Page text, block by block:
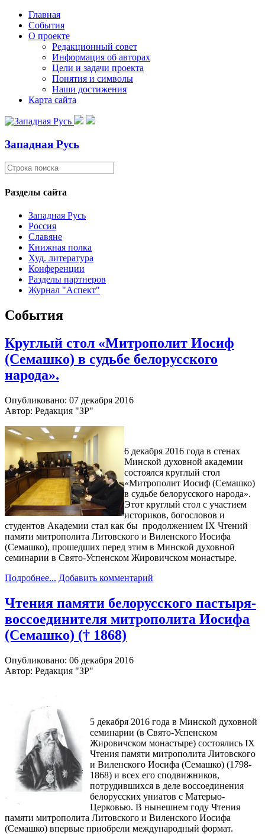
Главная
События
О проекте
Редакционный совет
Информация об авторах
Цели и задачи проекта
Понятия и символы
Наши достижения
Карта сайта
Западная Русь
Разделы сайта
Западная Русь
Россия
Славяне
Книжная полка
Худ. литература
Конференции
Разделы партнеров
Журнал "Аспект"
События
Круглый стол «Митрополит Иосиф
(Семашко) в судьбе белорусского
народа».
Опубликовано: 07 декабря 2016
Автор: Редакция "ЗР"
6 декабря 2016 года в стенах
Минской духовной академии
состоялся круглый стол
«Митрополит Иосиф (Семашко)
в судьбе белорусского народа».
Этот круглый стол с участием
историков, богословов и
студентов Академии стал как бы продолжением IX Чтений
памяти митрополита Литовского и Виленского Иосифа
(Семашко), прошедших перед этим в Минской духовной
семинарии в Свято-Успенском Жировичском монастыре.
Подробнее... Добавить комментарий
Чтения памяти белорусского пастыря-
воссоединителя митрополита Иосифа
(Семашко) († 1868)
Опубликовано: 06 декабря 2016
Автор: Редакция "ЗР"
5 декабря 2016 года в Минской духовной
семинарии (в Свято-Успенском
Жировичском монастыре) состоялись IX
Чтения памяти митрополита Литовского
и Виленского Иосифа (Семашко) (1798-
1868) и всех его сподвижников,
потрудившихся в деле воссоединения
белорусских униатов с Матерью-
Церковью. В нынешнем году Чтения
памяти митрополита Литовского и Виленского Иосифа
(Семашко) впервые приобрели международный формат.